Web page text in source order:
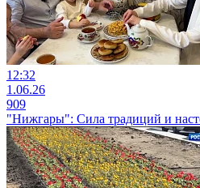
12:32
1.06.26
909
"Нижгары": Сила традиций и